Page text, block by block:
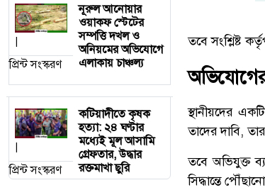
প্রিন্ট সংস্করণ
নূরুল আনোয়ার
ওয়াকফ স্টেটের
সম্পত্তি দখল ও
অনিয়মের অভিযোগে
এলাকায় চাঞ্চল্য
|
প্রিন্ট সংস্করণ
কটিয়াদীতে কৃষক
হত্যা: ২৪ ঘণ্টার
মধ্যেই মূল আসামি
গ্রেফতার, উদ্ধার
রক্তমাখা ছুরি
তবে সংশ্লিষ্ট
অভিযোগের
স্থানীয়দের
তাদের দাবি,
তবে অভিযুক্ত
সিদ্ধান্তে